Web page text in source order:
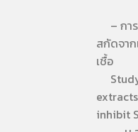
– การ
สกัดจา
เชื้อ
inhibit